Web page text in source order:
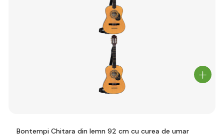
Bontempi Chitara din lemn 92 cm cu curea de umar